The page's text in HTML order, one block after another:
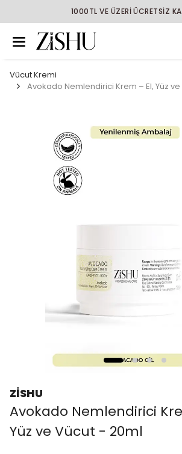
ÜCRETSİZ KARGO
Vücut Kremi
Avokado Nemlendirici Krem – El, Yüz
ZİSHU
Avokado Nemlendirici
Yüz ve Vücut - 20ml